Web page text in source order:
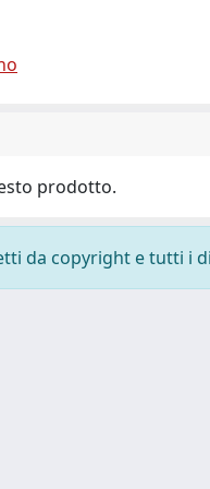
prodotto.
da copyright e tutti i